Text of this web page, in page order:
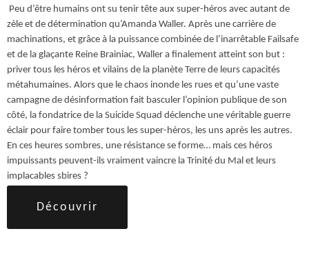
Peu d’être humains ont su tenir tête aux super-héros avec autant de
zèle et de détermination qu’Amanda Waller. Après une carrière de
machinations, et grâce à la puissance combinée de l’inarrêtable Failsafe
et de la glaçante Reine Brainiac, Waller a finalement atteint son but :
priver tous les héros et vilains de la planète Terre de leurs capacités
métahumaines. Alors que le chaos inonde les rues et qu’une vaste
campagne de désinformation fait basculer l’opinion publique de son
côté, la fondatrice de la Suicide Squad déclenche une véritable guerre
éclair pour faire tomber tous les super-héros, les uns après les autres.
En ces heures sombres, une résistance se forme… mais ces héros
impuissants peuvent-ils vraiment vaincre la Trinité du Mal et leurs
implacables sbires ?
Découvrir